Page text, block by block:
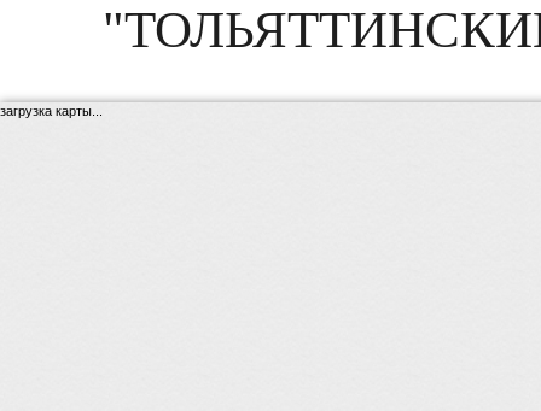
загрузка карты...